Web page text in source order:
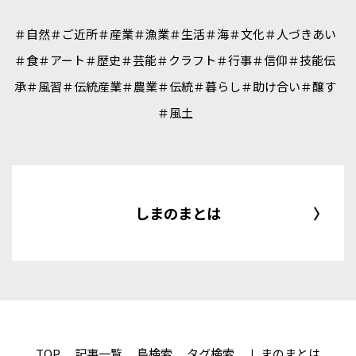
＃自然＃ご近所＃産業＃漁業＃生活＃海＃文化＃人づきあい
＃食＃アート＃歴史＃芸能＃クラフト＃行事＃信仰＃技能伝
承＃風習＃伝統産業＃農業＃伝統＃暮らし＃助け合い＃醸す
＃風土
しまのまとは